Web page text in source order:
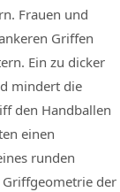
Frauen und
Griffen
Ein zu dicker
mindert die
den Handballen
einen
runden
Griffgeometrie der